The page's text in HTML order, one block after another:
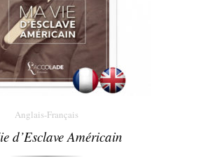
Anglais-Français
d’Esclave Américain